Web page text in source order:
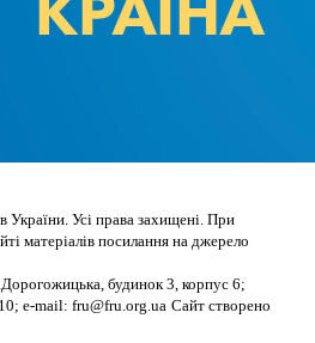
Усі права захищені. При
матеріалів посилання на джерело
будинок 3, корпус 6;
e-mail: fru@fru.org.ua Сайт створено